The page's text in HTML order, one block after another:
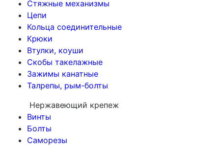
Стяжные механизмы
Цепи
Кольца соединительные
Крюки
Втулки, коуши
Скобы такелажные
Зажимы канатные
Талрепы, рым-болты
Нержавеющий крепеж
Винты
Болты
Саморезы